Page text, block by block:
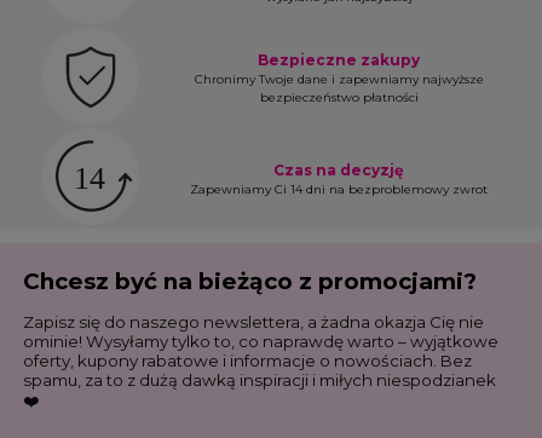
Bezpieczne zakupy
Chronimy Twoje dane i zapewniamy najwyższe
bezpieczeństwo płatności
Czas na decyzję
Zapewniamy Ci 14 dni na bezproblemowy zwrot
Chcesz być na bieżąco z promocjami?
Zapisz się do naszego newslettera, a żadna okazja Cię nie
ominie! Wysyłamy tylko to, co naprawdę warto – wyjątkowe
oferty, kupony rabatowe i informacje o nowościach. Bez
spamu, za to z dużą dawką inspiracji i miłych niespodzianek
❤️